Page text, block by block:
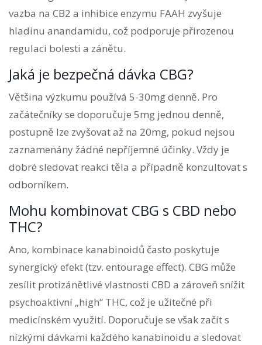
vazba na CB2 a inhibice enzymu FAAH zvyšuje
hladinu anandamidu, což podporuje přirozenou
regulaci bolesti a zánětu.
Jaká je bezpečná dávka CBG?
Většina výzkumu používá 5-30mg denně. Pro
začátečníky se doporučuje 5mg jednou denně,
postupně lze zvyšovat až na 20mg, pokud nejsou
zaznamenány žádné nepříjemné účinky. Vždy je
dobré sledovat reakci těla a případně konzultovat s
odborníkem.
Mohu kombinovat CBG s CBD nebo
THC?
Ano, kombinace kanabinoidů často poskytuje
synergický efekt (tzv. entourage effect). CBG může
zesílit protizánětlivé vlastnosti CBD a zároveň snížit
psychoaktivní „high“ THC, což je užitečné při
medicínském využití. Doporučuje se však začít s
nízkými dávkami každého kanabinoidu a sledovat